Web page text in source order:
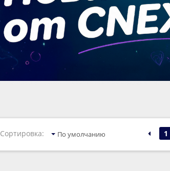
Сортировка: По умолчанию 1